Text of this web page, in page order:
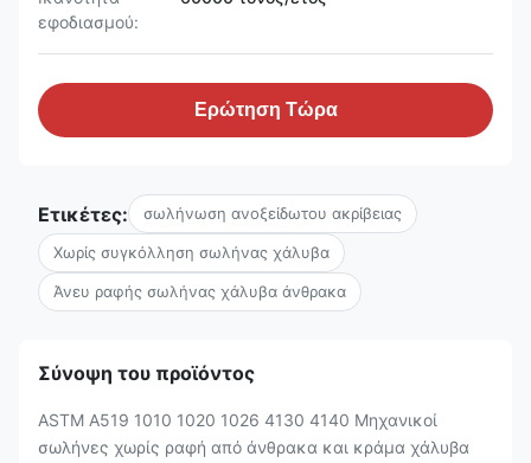
εφοδιασμού:
Ερώτηση Τώρα
Ετικέτες: σωλήνωση ανοξείδωτου ακρίβειας
Χωρίς συγκόλληση σωλήνας χάλυβα
Άνευ ραφής σωλήνας χάλυβα άνθρακα
Σύνοψη του προϊόντος
ASTM A519 1010 1020 1026 4130 4140 Μηχανικοί
σωλήνες χωρίς ραφή από άνθρακα και κράμα χάλυβα